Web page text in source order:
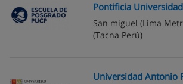
Pontificia
San miguel (Lima
(Tacna Perú)
Universidad Antonio